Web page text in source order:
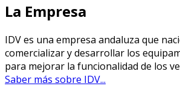
La Empresa
IDV es una empresa andaluza que
comercializar y desarrollar los
para mejorar la funcionalidad de los
Saber más sobre IDV...